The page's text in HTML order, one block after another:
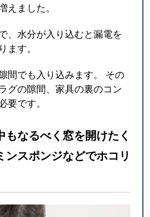
えました。
、水分が入り込むと漏電を
ます。
間でも入り込みます。 その
グの隙間、家具の裏のコン
要です。
なるべく窓を開けたく
ンスポンジなどでホコリ